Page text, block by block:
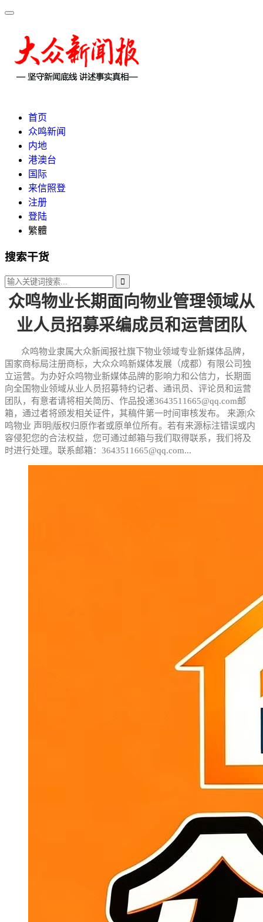
首页
众鸣新闻
内地
港澳台
国际
来信照登
注册
登陆
繁體
搜索干货
众鸣物业长期面向物业管理领域从
业人员招募采编成员和运营团队
众鸣物业隶属大众新闻报社旗下物业领域专业新媒体品牌，
国家商标局注册商标，大众众鸣新媒体发展（成都）有限公司独
立运营。为办好众鸣物业新媒体品牌的影响力和公信力，长期面
向全国物业领域从业人员招募特约记者、通讯员、评论员和运营
团队，有意者请将相关简历、作品投递3643511665@qq.com邮
箱，通过者将颁发相关证件，其稿件第一时间审核发布。 来源|众
鸣物业 声明|版权归原作者或原单位所有。若有来源标注错误或内
容侵犯您的合法权益，您可通过邮箱与我们取得联系，我们将及
时进行处理。联系邮箱：3643511665@qq.com...